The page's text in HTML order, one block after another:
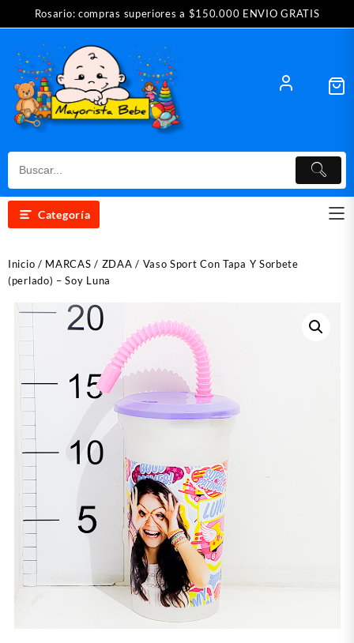
Rosario: compras superiores a $150.000 ENVIO GRATIS
Categoría
Inicio / MARCAS / ZDAA / Vaso Sport Con Tapa Y Sorbete
(perlado) – Soy Luna